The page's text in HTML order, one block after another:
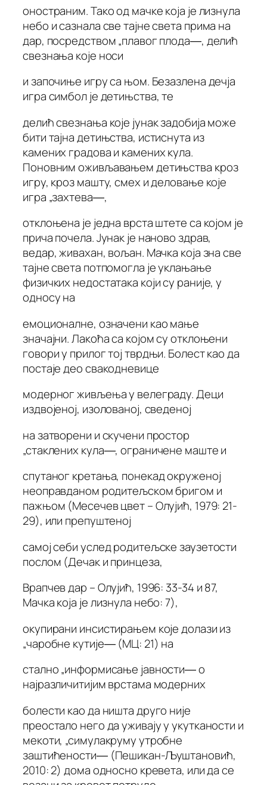
оностраним. Тако од мачке која је лизнула
небо и сазнала све тајне света прима на
дар, посредством „плавог плода―, делић
свезнања које носи
и започиње игру са њом. Безазлена дечја
игра симбол је детињства, те
делић свезнања које јунак задобија може
бити тајна детињства, истиснута из
камених градова и камених кула.
Поновним оживљавањем детињства кроз
игру, кроз машту, смех и деловање које
игра „захтева―,
отклоњена је једна врста штете са којом је
прича почела. Јунак је наново здрав,
ведар, живахан, вољан. Мачка која зна све
тајне света потпомогла је уклањање
физичких недостатака који су раније, у
односу на
емоционалне, означени као мање
значајни. Лакоћа са којом су отклоњени
говори у прилог тој тврдњи. Болест као да
постаје део свакодневице
модерног живљења у велеграду. Деци
издвојеној, изолованој, сведеној
на затворени и скучени простор
„стаклених кула―, ограничене маште и
спутаног кретања, понекад окруженој
неоправданом родитељском бригом и
пажњом (Месечев цвет – Олујић, 1979: 21-
29), или препуштеној
самој себи услед родитељске заузетости
послом (Дечак и принцеза,
Врапчев дар – Олујић, 1996: 33-34 и 87,
Мачка која је лизнула небо: 7),
окупирани инсистирањем које долази из
„чаробне кутије― (МЦ: 21) на
стално „информисање јавности― о
најразличитијим врстама модерних
болести као да ништа друго није
преостало него да уживају у укутканости и
мекоти, „симулакруму утробне
заштићености― (Пешикан-Љуштановић,
2010: 2) дома односно кревета, или да се